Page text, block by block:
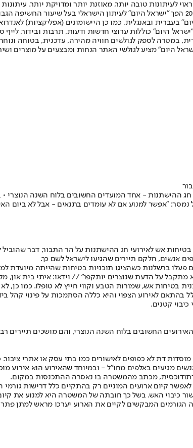
לעיתונות טובה יותר, מאוזנת יותר ומדויקת יותר.
תשלום. המהדורה המודפסת הראשונה פורסמה ב-30 ביולי 2007, וב-2010 הפך "ישראל
היום" כוללות ערוצי חדשות ודעות, תרבות ובידור, לייף
במטרה לספק לגולשים חוויה מהירה, עדכנית, בטוחה
היום" מציע לגולשי האתר הנחות ומבצעים על מוצרים
חג ההישתנות - אחד המועדים החשובים בלוח השנה
"אפשר למנוע אם לא עומדים בתנאים - אבל לא ביום
אש לאירועי חג ההישתנות על הר התבור, דבר
אנשים, חלקם תיירים שהגיעו לישראל לשם כך.
ברשלנות כשהציגו תוכניות בטיחות שהייתה מיועדת
על הדעת שנוצרים יותקפו" // וידאו: איתי בית און,
אש, שמורות הטבע וקווי חייץ לא טופלו. כמו כן,
בהתאם לאירוע הצפוי והיא כללה הסתמכות על פינוי קהל
קטנים.
החשובים בלוח השנה הנוצרי, והם מושכים תיירים
דת לא כפופים לאישורים כמו בתי עסק או אתרי
מגיעים באלפים מחו"ל - ובמיוחד שהאירוע הוא אירוע
מכתב מהמשטרה בו נאסרה ההתכנסות במקום.
קיום ארועים המוניים רק בהתקיים כלל דרישות גורמי
כיבוי האש. בשל כך חובתה של המשטרה היא למנוע את
הגורמים המבקשים לקיים את הארוע יערכו מראש למתן